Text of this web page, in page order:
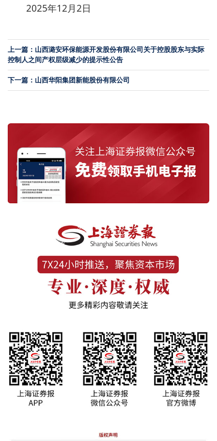
2025年12月2日
上一篇：山西潞安环保能源开发股份有限公司关于控股股东与实际
控制人之间产权层级减少的提示性公告
下一篇：山西华阳集团新能股份有限公司